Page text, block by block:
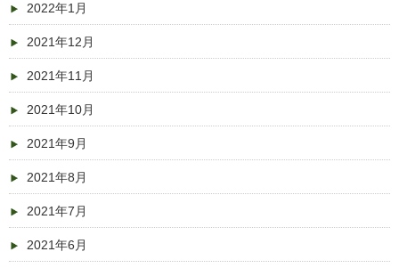
2022年1月
2021年12月
2021年11月
2021年10月
2021年9月
2021年8月
2021年7月
2021年6月